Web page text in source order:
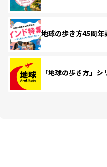
地球の歩き方45周年
「地球の歩き方」